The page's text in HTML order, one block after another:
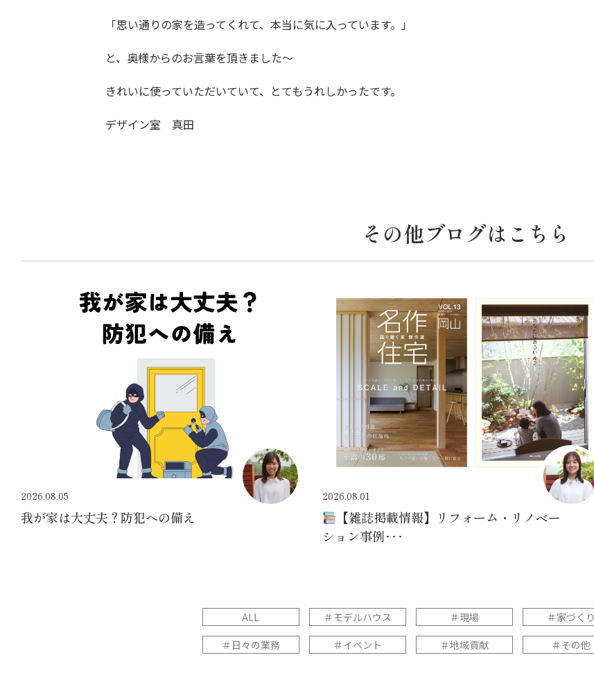
「思い通りの家を造ってくれて、本当に気に入っています。」
と、奥様からのお言葉を頂きました～
きれいに使っていただいていて、とてもうれしかったです。
デザイン室 真田
その他ブログはこちら
2026.08.05
我が家は大丈夫？防犯への備え
2026.08.01
【雑誌掲載情報】リフォーム・リノベー
ション事例･･･
ALL ＃モデルハウス ＃現場 ＃家づくり
＃日々の業務
＃イベント ＃地域貢献 ＃その他